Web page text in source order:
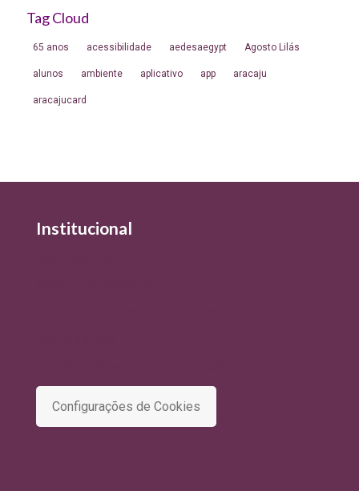
Tag Cloud
65 anos acessibilidade aedesaegypt Agosto Lilás
alunos ambiente aplicativo app aracaju
aracajucard
Institucional
Configurações de Cookies